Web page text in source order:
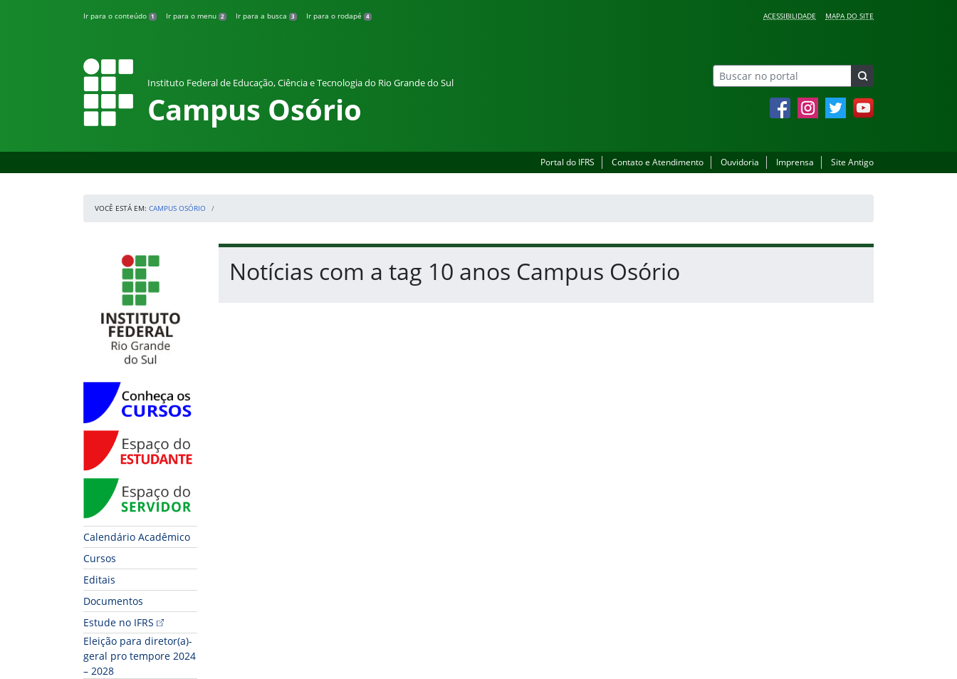
Ir para o conteúdo 1 Ir para o menu 2 Ir para a busca 3 Ir para o rodapé 4 ACESSIBILIDADE MAPA DO SITE
Instituto Federal de Educação, Ciência e Tecnologia do Rio Grande do Sul
Campus Osório FacebookInstagramTwitter YouTube
Portal do IFRS Contato e Atendimento Ouvidoria Imprensa Site Antigo
VOCÊ ESTÁ EM: CAMPUS OSÓRIO
Início da navegação
Conheça os Cursos
Espaço do Estudante
Espaço do Servidor
Calendário Acadêmico
Cursos
Editais
Documentos
Estude no IFRS
Eleição para diretor(a)-
geral pro tempore 2024
– 2028
Início do conteúdo
Notícias com a tag 10 anos Campus Osório